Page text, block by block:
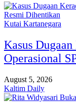
Kutai Kartanegara
Kasus
Operasional
August 5, 2026
Kaltim Daily